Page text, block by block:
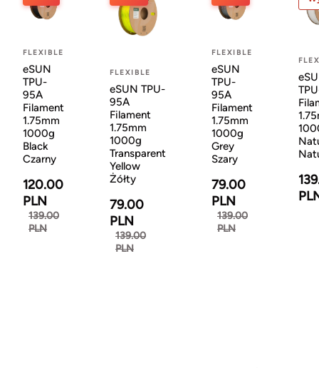
FLEXIBLE
eSUN
TPU-
95A
Filament
1.75mm
1000g
Black
Czarny
120.00
PLN
139.00
PLN
FLEXIBLE
eSUN TPU-
95A
Filament
1.75mm
1000g
Transparent
Yellow
Żółty
79.00
PLN
139.00
PLN
FLEXIBLE
eSUN
TPU-
95A
Filament
1.75mm
1000g
Grey
Szary
79.00
PLN
139.00
PLN